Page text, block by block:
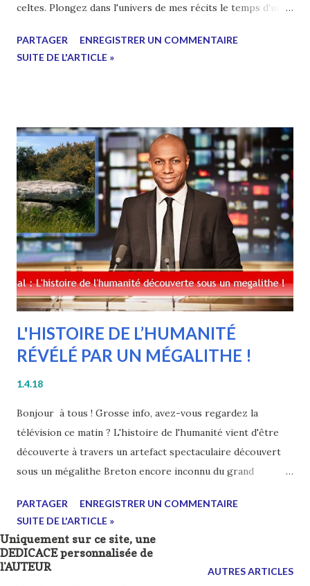
celtes. Plongez dans l'univers de mes récits le temps d'une
communauté en vous inscrivant en haut de page. Et vous
: MES LIVRES NUMÉRIQUES A PRIX LIBRE ICI !
PARTAGER
ENREGISTRER UN COMMENTAIRE
SUITE DE L'ARTICLE »
L'HISTOIRE DE L’HUMANITÉ
RÉVÉLÉ PAR UN MÉGALITHE !
1.4.18
Bonjour à tous ! Grosse info, avez-vous regardez la
télévision ce matin ? L'histoire de l'humanité vient d'être
découverte à travers un artefact spectaculaire découvert
sous un mégalithe Breton encore inconnu du grand
manuels d'histoire doivent être remplacés. Je vous mets un
l'Education. LIEN VERS LES NOUVEAUX LIVRES
D'HISTOIRE poisson d'avril
PARTAGER
ENREGISTRER UN COMMENTAIRE
SUITE DE L'ARTICLE »
AUTRES ARTICLES
Uniquement sur ce site, une
DEDICACE personnalisée de
l'AUTEUR